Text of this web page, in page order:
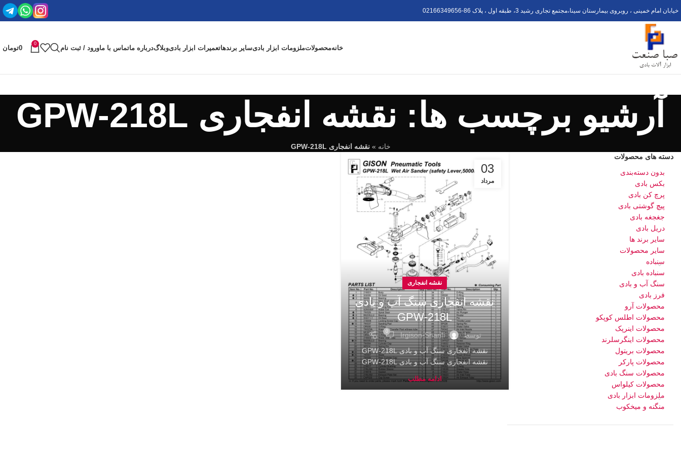
خیابان امام خمینی ، روبروی بیمارستان سینا،مجتمع تجاری رشید 3، طبقه اول ، پلاک 6 02166349656-8
خانهمحصولاتملزومات ابزار بادیسایر برندهاتعمیرات ابزار بادیوبلاگدرباره ماتماس با ماورود / ثبت نام
0
0تومان
آرشیو برچسب ها: نقشه انفجاری GPW-218L
خانه »نقشه انفجاری GPW-218L
03
مرداد
نقشه انفجاری
نقشه انفجاری سنگ آب و بادی
GPW-218L
توسط Irgison-Sharifi
0
نقشه انفجاری سنگ آب و بادی GPW-218L
نقشه انفجاری سنگ آب و بادی GPW-218L
ادامه مطلب
دسته های محصولات
بدون دسته‌بندی
بکس بادی
پرچ کن بادی
پیچ گوشتی بادی
جغجغه بادی
دریل بادی
سایر برند ها
سایر محصولات
سنباده
سنباده بادی
سنگ آب و بادی
فرز بادی
محصولات آرو
محصولات اطلس کوپکو
محصولات اینرپک
محصولات اینگرسلرند
محصولات بریتول
محصولات پارکر
محصولات سنگ بادی
محصولات کیلواس
ملزومات ابزار بادی
منگنه و میخکوب